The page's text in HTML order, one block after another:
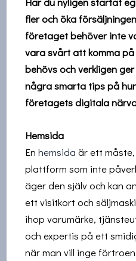
fler och öka
företaget behöver inte
vara svårt att komma
behövs och verkligen
några smarta tips på
företagets digitala
Hemsida
Enhemsida är ett
plattform som inte
äger den själv och kan
ett visitkort och
ihop varumärke,
och expertis på ett
när man vill inge